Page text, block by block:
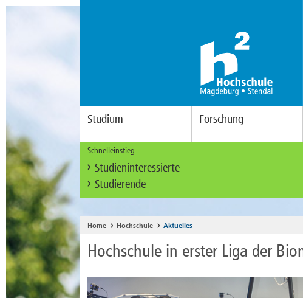
Studium Forschung
Schnelleinstieg
Studieninteressierte
Studierende
Home Hochschule Aktuelles
Hochschule in erster Liga der